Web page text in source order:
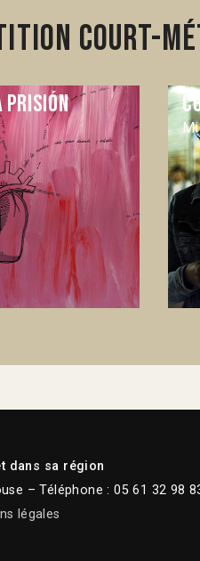
Court-
prisión
dans sa région
– Téléphone : 05 61 32 98
légales